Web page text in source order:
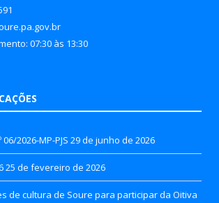
07:30 às 13:30
2026-MP-PJS 29 de junho de 2026
25 de fevereiro de 2026
de cultura de Soure para participar da Oitiva